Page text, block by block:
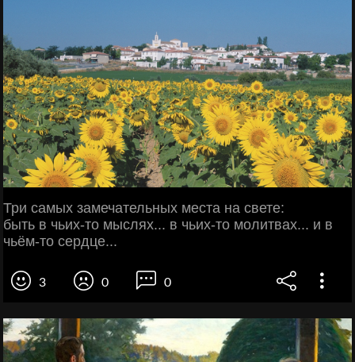
Три самых замечательных места на свете:
быть в чьих-то мыслях... в чьих-то молитвах... и в
чьём-то сердце...
3 0 0